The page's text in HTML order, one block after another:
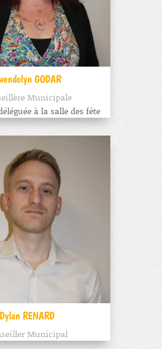
GODAR
Municipale
à la salle des fête
Dylan RENARD
Municipal